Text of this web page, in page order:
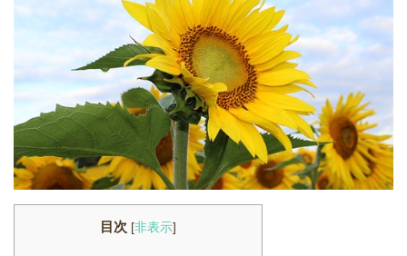
目次 [非表示]